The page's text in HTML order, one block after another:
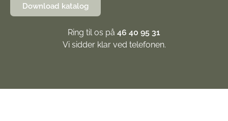
Download katalog
Ring til os på 46 40 95 31
Vi sidder klar ved telefonen.